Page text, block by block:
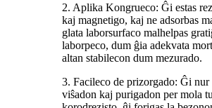
2. Aplika Kongrueco: Ĝi estas
kaj magnetigo, kaj ne adsorbas
glata laborsurfaco malhelpas
laborpeco, dum ĝia adekvata
altan stabilecon dum mezurado.
3. Facileco de prizorgado: Ĝi nur
viŝadon kaj purigadon per mola